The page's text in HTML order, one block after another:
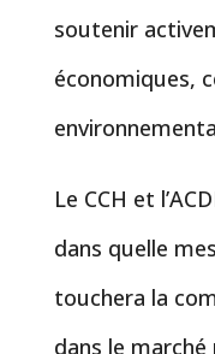
soutenir
économiques,
Le CCH et
dans quelle
touchera la
dans le